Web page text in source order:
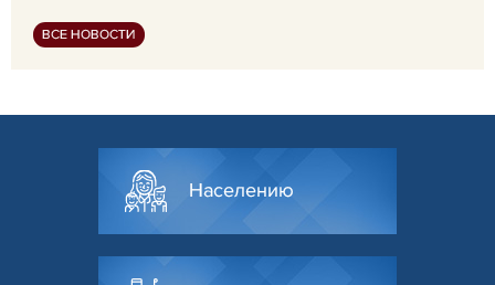
ВСЕ НОВОСТИ
Населению